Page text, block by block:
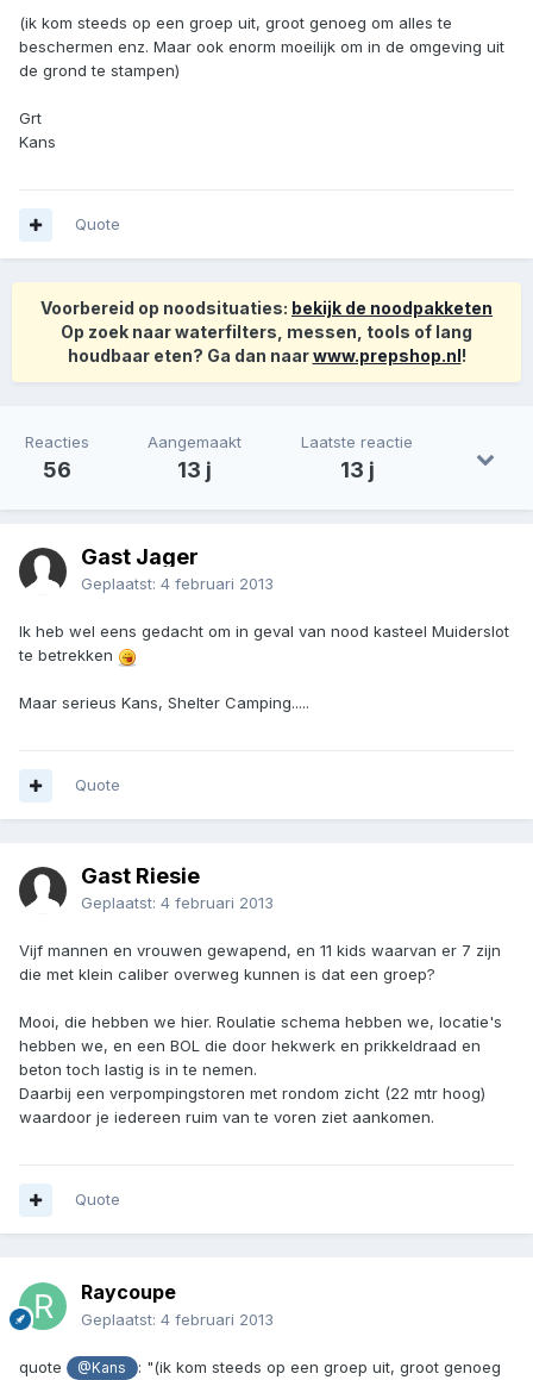
(ik kom steeds op een groep uit, groot genoeg om alles te
beschermen enz. Maar ook enorm moeilijk om in de omgeving uit
de grond te stampen)
Grt
Kans
Quote
Voorbereid op noodsituaties: bekijk de noodpakketen
Op zoek naar waterfilters, messen, tools of lang
houdbaar eten? Ga dan naarwww.prepshop.nl!
Reacties
56
Aangemaakt
13 j
Laatste reactie
13 j
Gast Jager
Geplaatst: 4 februari 2013
Ik heb wel eens gedacht om in geval van nood kasteel Muiderslot
te betrekken
Maar serieus Kans, Shelter Camping.....
Quote
Gast Riesie
Geplaatst: 4 februari 2013
Vijf mannen en vrouwen gewapend, en 11 kids waarvan er 7 zijn
die met klein caliber overweg kunnen is dat een groep?
Mooi, die hebben we hier. Roulatie schema hebben we, locatie's
hebben we, en een BOL die door hekwerk en prikkeldraad en
beton toch lastig is in te nemen.
Daarbij een verpompingstoren met rondom zicht (22 mtr hoog)
waardoor je iedereen ruim van te voren ziet aankomen.
Quote
Raycoupe
Geplaatst: 4 februari 2013
quote @Kans
: "(ik kom steeds op een groep uit, groot genoeg